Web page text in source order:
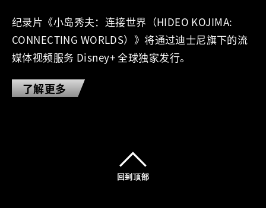
纪录片《小岛秀夫：连接世界（HIDEO KOJIMA:
CONNECTING WORLDS）》将通过迪士尼旗下的流
媒体视频服务 Disney+ 全球独家发行。
了解更多
回到顶部